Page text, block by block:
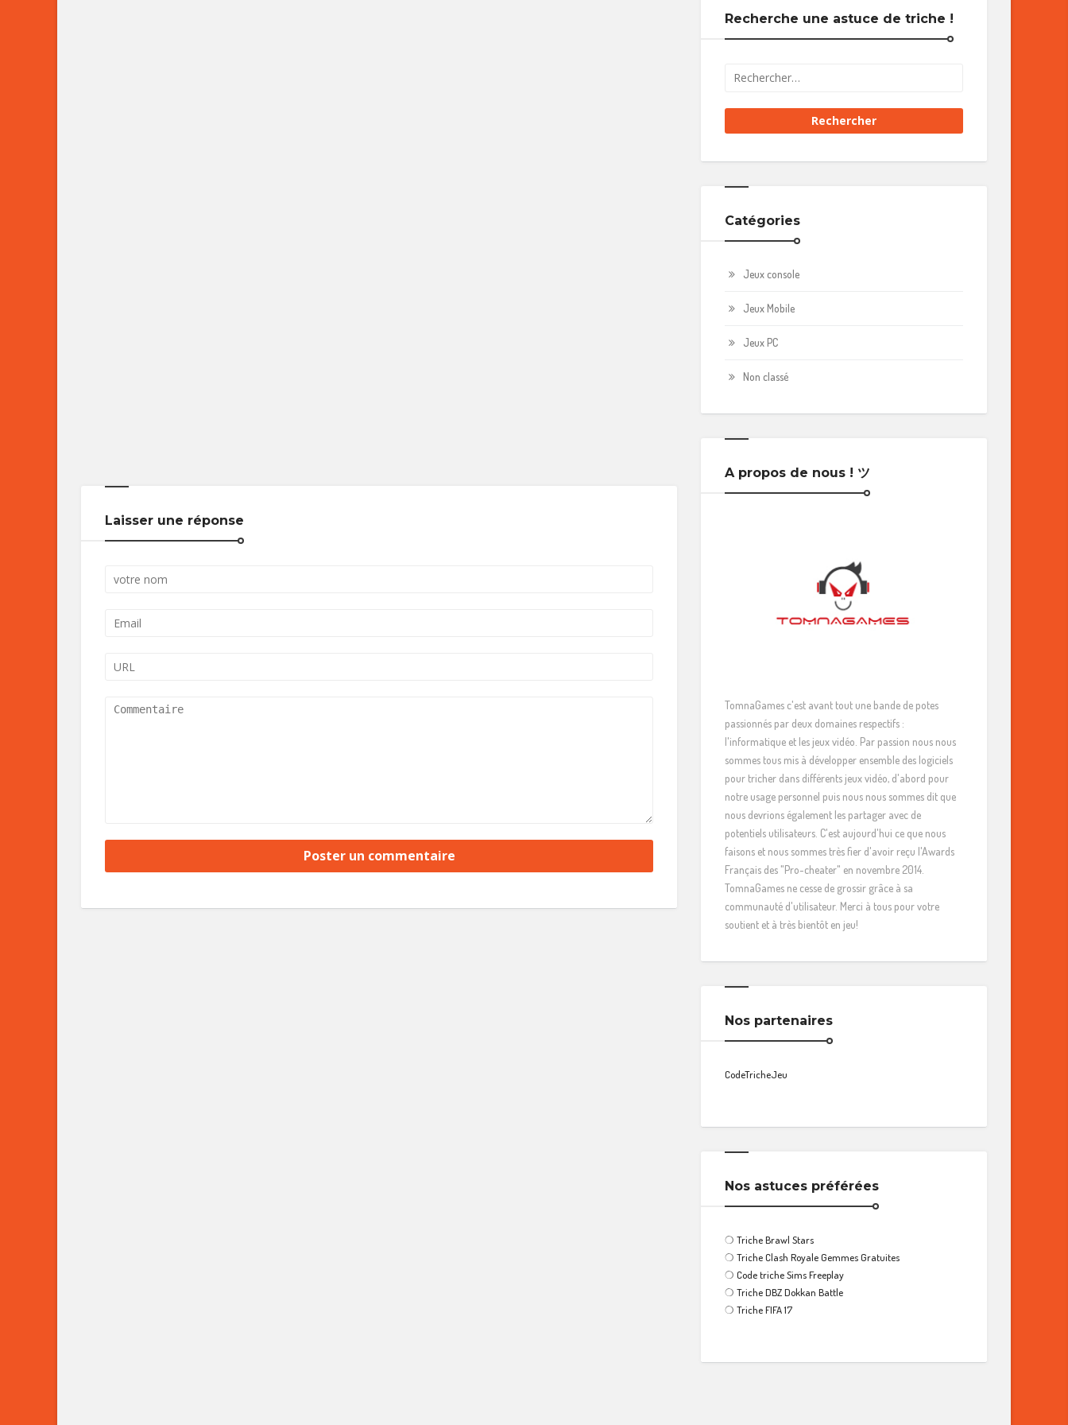
Laisser une réponse
Recherche une astuce de triche !
Catégories
Jeux console
Jeux Mobile
Jeux PC
Non classé
A propos de nous ! ツ
TomnaGames c'est avant tout une bande de potes
passionnés par deux domaines respectifs :
l'informatique et les jeux vidéo. Par passion nous nous
sommes tous mis à développer ensemble des logiciels
pour tricher dans différents jeux vidéo, d'abord pour
notre usage personnel puis nous nous sommes dit que
nous devrions également les partager avec de
potentiels utilisateurs. C'est aujourd'hui ce que nous
faisons et nous sommes très fier d'avoir reçu l'Awards
Français des "Pro-cheater" en novembre 2014.
TomnaGames ne cesse de grossir grâce à sa
communauté d'utilisateur. Merci à tous pour votre
soutient et à très bientôt en jeu!
Nos partenaires
CodeTricheJeu
Nos astuces préférées
❍ Triche Brawl Stars
❍ Triche Clash Royale Gemmes Gratuites
❍ Code triche Sims Freeplay
❍ Triche DBZ Dokkan Battle
❍ Triche FIFA 17